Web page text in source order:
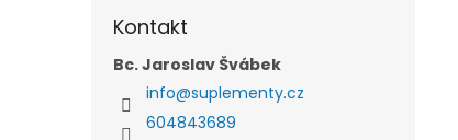
Kontakt
Bc. Jaroslav Švábek
info@suplementy.cz
604843689